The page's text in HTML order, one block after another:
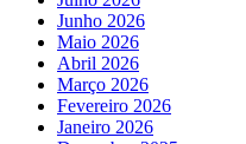
Junho 2026
Maio 2026
Abril 2026
Março 2026
Fevereiro 2026
Janeiro 2026